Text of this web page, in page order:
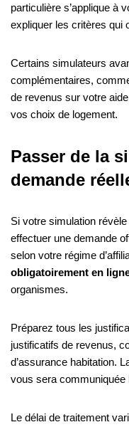
particulière s’applique à
expliquer les critères qui
Certains simulateurs
complémentaires,
de revenus sur votre
vos choix de logement.
Passer de la
demande
Si votre simulation
effectuer une demande
selon votre régime
obligatoirement en
organismes.
Préparez tous les
justificatifs de revenus,
d’assurance habitation.
vous sera communiquée
Le délai de traitement